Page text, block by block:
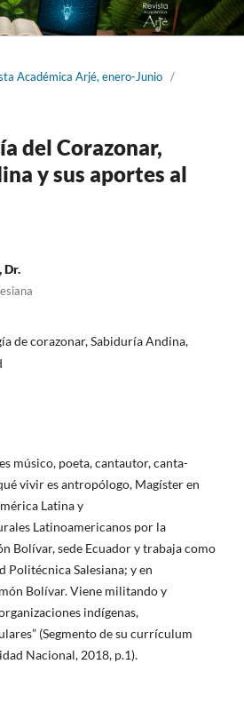
Académica Arjé, enero-Junio /
del Corazonar,
y sus aportes al
Dr.
de corazonar, Sabiduría Andina,
músico, poeta, cantautor, canta-
vivir es antropólogo, Magíster en
Latina y
Latinoamericanos por la
Bolívar, sede Ecuador y trabaja como
Politécnica Salesiana; y en
Bolívar. Viene militando y
indígenas,
(Segmento de su currículum
Nacional, 2018, p.1).